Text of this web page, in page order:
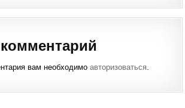
вам необходимоавторизоваться.